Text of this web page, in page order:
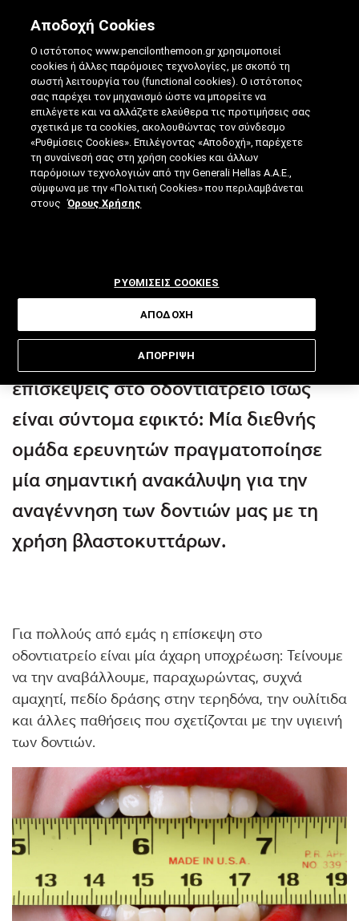
ΑΝΤΊΟ ΣΦΡΆΓΙΣΜΑ: ΣΤΟ ΠΡΟΣΕΧΈΣ
ΜΈΛΛΟΝ ΤΑ ΔΌΝΤΙΑ ΘΑ ΑΝΑΓΕΝΝΙΟΎΝΤΑΙ
17.10.2023|4 ΛΕΠΤΑ ΑΝΑΓΝΩΣΗΣ|
ΑΠΟ: ΒΊΚΥ ΤΣΟΎΡΤΟΥ
Ένα μέλλον χωρίς πολλές «επίπονες»
επισκέψεις στο οδοντιατρείο ίσως
είναι σύντομα εφικτό: Μία διεθνής
ομάδα ερευνητών πραγματοποίησε
μία σημαντική ανακάλυψη για την
αναγέννηση των δοντιών μας με τη
χρήση βλαστοκυττάρων.
Για πολλούς από εμάς η επίσκεψη στο
οδοντιατρείο είναι μία άχαρη υποχρέωση: Τείνουμε
να την αναβάλλουμε, παραχωρώντας, συχνά
αμαχητί, πεδίο δράσης στην τερηδόνα, την ουλίτιδα
και άλλες παθήσεις που σχετίζονται με την υγιεινή
των δοντιών.
Αποδοχή Cookies
Ο ιστότοπος www.pencilonthemoon.gr χρησιμοποιεί
cookies ή άλλες παρόμοιες τεχνολογίες, με σκοπό τη
σωστή λειτουργία του (functional cookies). Ο ιστότοπος
σας παρέχει τον μηχανισμό ώστε να μπορείτε να
επιλέγετε και να αλλάζετε ελεύθερα τις προτιμήσεις σας
σχετικά με τα cookies, ακολουθώντας τον σύνδεσμο
«Ρυθμίσεις Cookies». Επιλέγοντας «Αποδοχή», παρέχετε
τη συναίνεσή σας στη χρήση cookies και άλλων
παρόμοιων τεχνολογιών από την Generali Hellas A.A.E.,
σύμφωνα με την «Πολιτική Cookies» που περιλαμβάνεται
στους
Όρους Χρήσης
ΡΥΘΜΙΣΕΙΣ COOKIES
ΑΠΟΡΡΙΨΗ
ΑΠΟΔΟΧΗ